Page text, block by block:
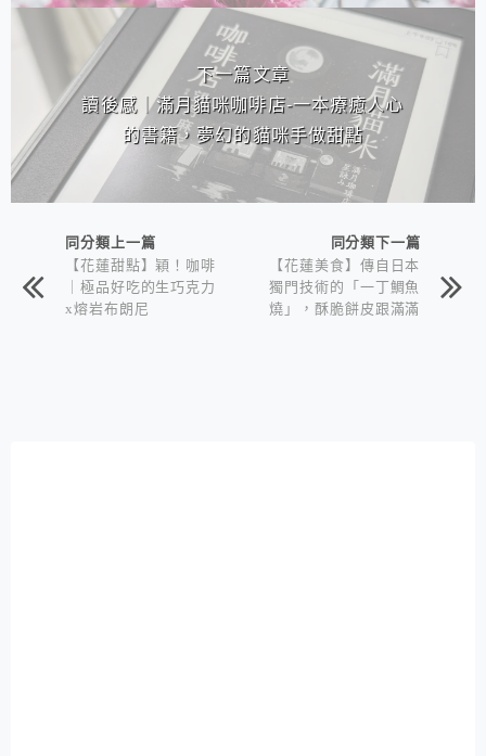
下一篇文章
讀後感｜滿月貓咪咖啡店-一本療癒人心
的書籍，夢幻的貓咪手做甜點
同分類上一篇
【花蓮甜點】穎！咖啡
｜極品好吃的生巧克力
x熔岩布朗尼
同分類下一篇
【花蓮美食】傳自日本
獨門技術的「一丁鯛魚
燒」，酥脆餅皮跟滿滿